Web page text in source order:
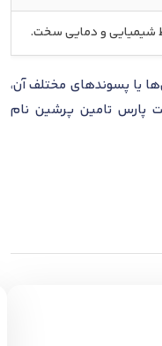
شیمیایی و دمایی سخت.
یا پسوندهای مختلف آن،
پارس تامین پرشین نام